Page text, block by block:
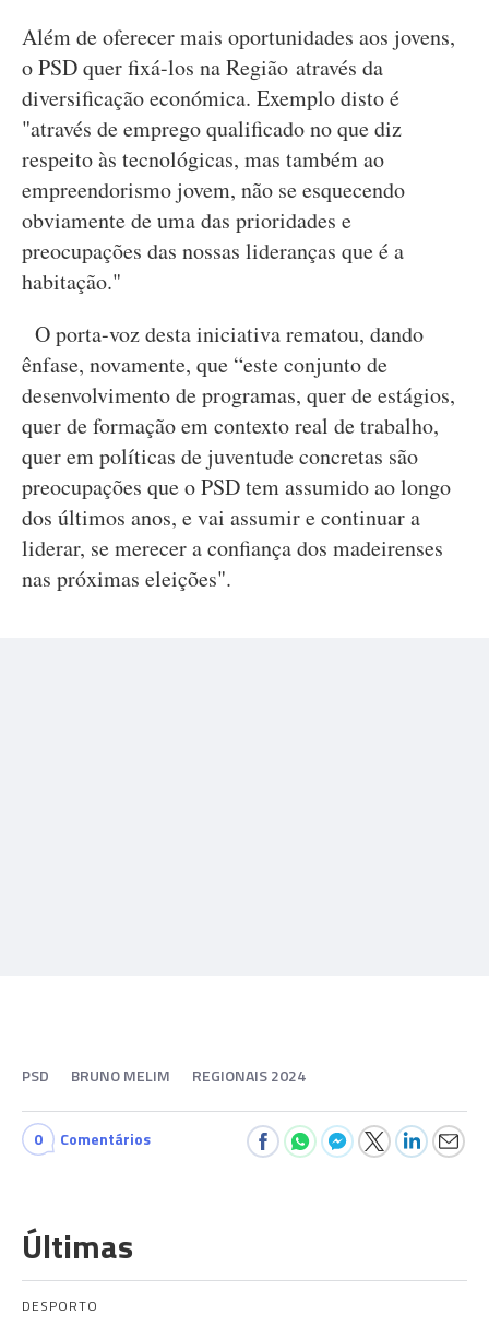
Além de oferecer mais oportunidades aos jovens,
o PSD quer fixá-los na Região através da
diversificação económica. Exemplo disto é
"através de emprego qualificado no que diz
respeito às tecnológicas, mas também ao
empreendorismo jovem, não se esquecendo
obviamente de uma das prioridades e
preocupações das nossas lideranças que é a
habitação."
O porta-voz desta iniciativa rematou, dando
ênfase, novamente, que “este conjunto de
desenvolvimento de programas, quer de estágios,
quer de formação em contexto real de trabalho,
quer em políticas de juventude concretas são
preocupações que o PSD tem assumido ao longo
dos últimos anos, e vai assumir e continuar a
liderar, se merecer a confiança dos madeirenses
nas próximas eleições".
PSD BRUNO MELIM REGIONAIS 2024
0 Comentários
Últimas
DESPORTO